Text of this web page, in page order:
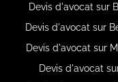
Devis d'avocat sur
Devis d'avocat sur
Devis d'avocat sur
Devis d'avocat